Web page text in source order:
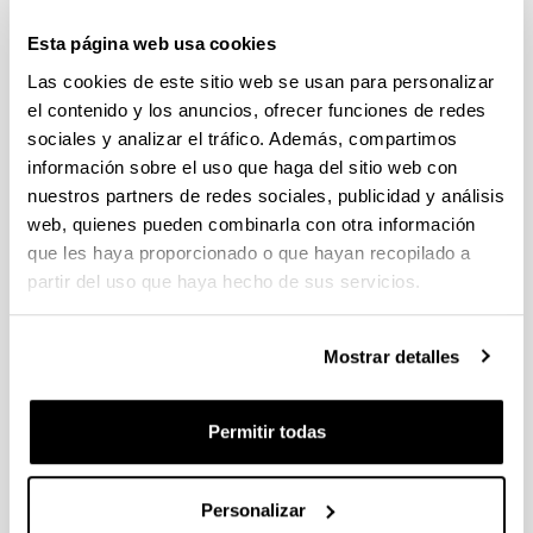
Esta página web usa cookies
Las cookies de este sitio web se usan para personalizar
el contenido y los anuncios, ofrecer funciones de redes
sociales y analizar el tráfico. Además, compartimos
información sobre el uso que haga del sitio web con
nuestros partners de redes sociales, publicidad y análisis
web, quienes pueden combinarla con otra información
que les haya proporcionado o que hayan recopilado a
partir del uso que haya hecho de sus servicios.
Mostrar detalles
Permitir todas
Personalizar
latitudinal gradient in the
Northeast Atlantic Shelves
Province.
Autoría:
Fanjul, A., Iriarte, A., Villate, F., Uriarte, I., Atkinson, A.,
Cook, K.
Año:
Factor de impacto:
2